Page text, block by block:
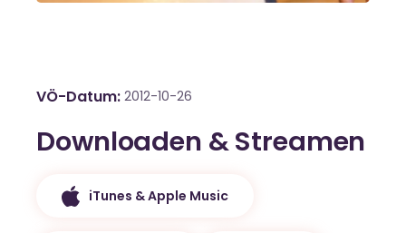
VÖ-Datum 2012-10-26
Downloaden & Streamen
iTunes & Apple Music